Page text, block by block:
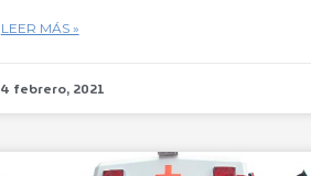
LEER MÁS »
4 febrero, 2021